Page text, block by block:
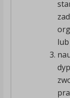
lub